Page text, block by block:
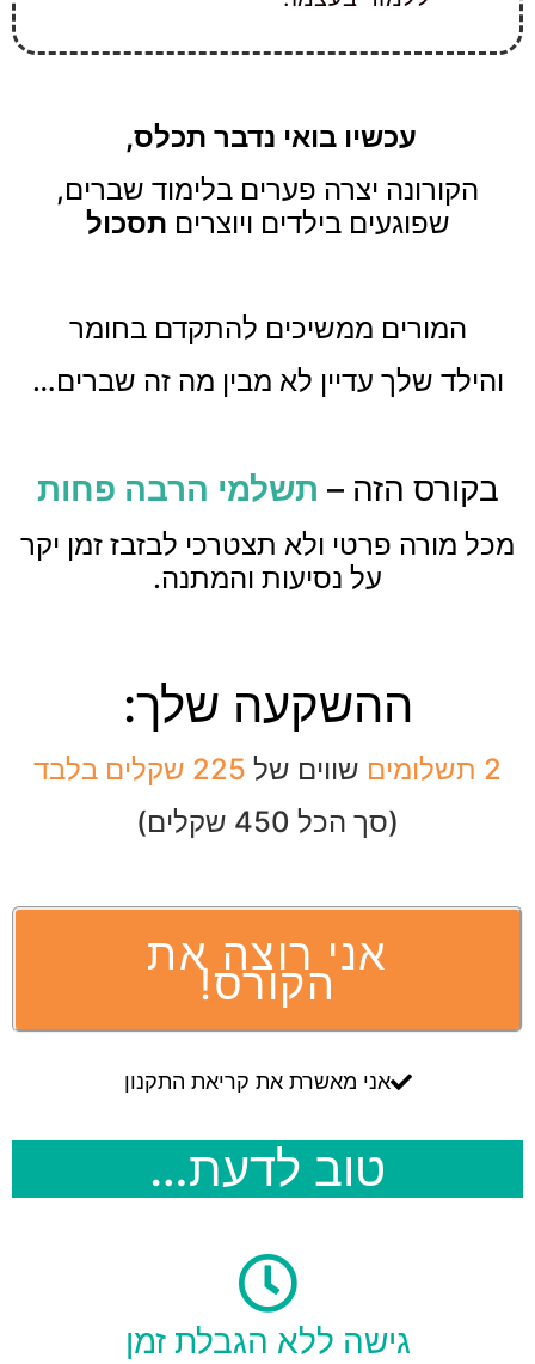
עכשיו בואי נדבר תכלס,
הקורונה יצרה פערים בלימוד שברים,
שפוגעים בילדים ויוצרים תסכול
המורים ממשיכים להתקדם בחומר
והילד שלך עדיין לא מבין מה זה שברים…
בקורס הזה – תשלמי הרבה פחות
מכל מורה פרטי ולא תצטרכי לבזבז זמן יקר
על נסיעות והמתנה.
ההשקעה שלך:
2 תשלומים שווים של
(סך הכל 450 שקלים)
אני רוצה את
הקורס!
אני מאשרת את קריאת התקנון
טוב לדעת…
גישה ללא הגבלת זמן